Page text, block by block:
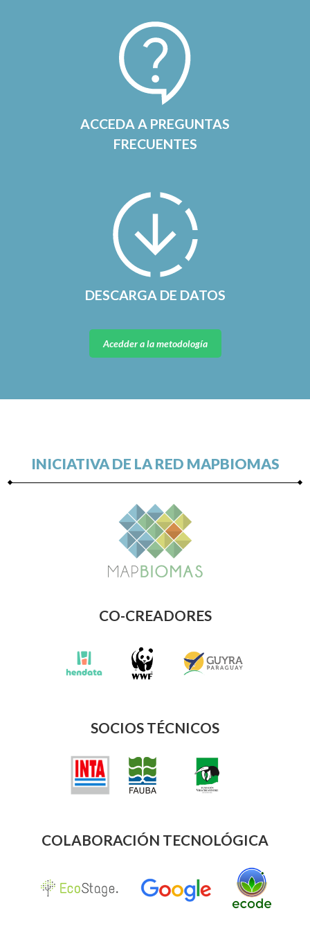
ACCEDA A PREGUNTAS
FRECUENTES
DESCARGA DE DATOS
Acedder a la metodología
INICIATIVA DE LA RED MAPBIOMAS
CO-CREADORES
SOCIOS TÉCNICOS
COLABORACIÓN TECNOLÓGICA